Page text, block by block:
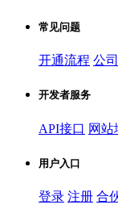
常见问题
开通流程 公
开发者服务
API接口 网站
用户入口
登录 注册 合